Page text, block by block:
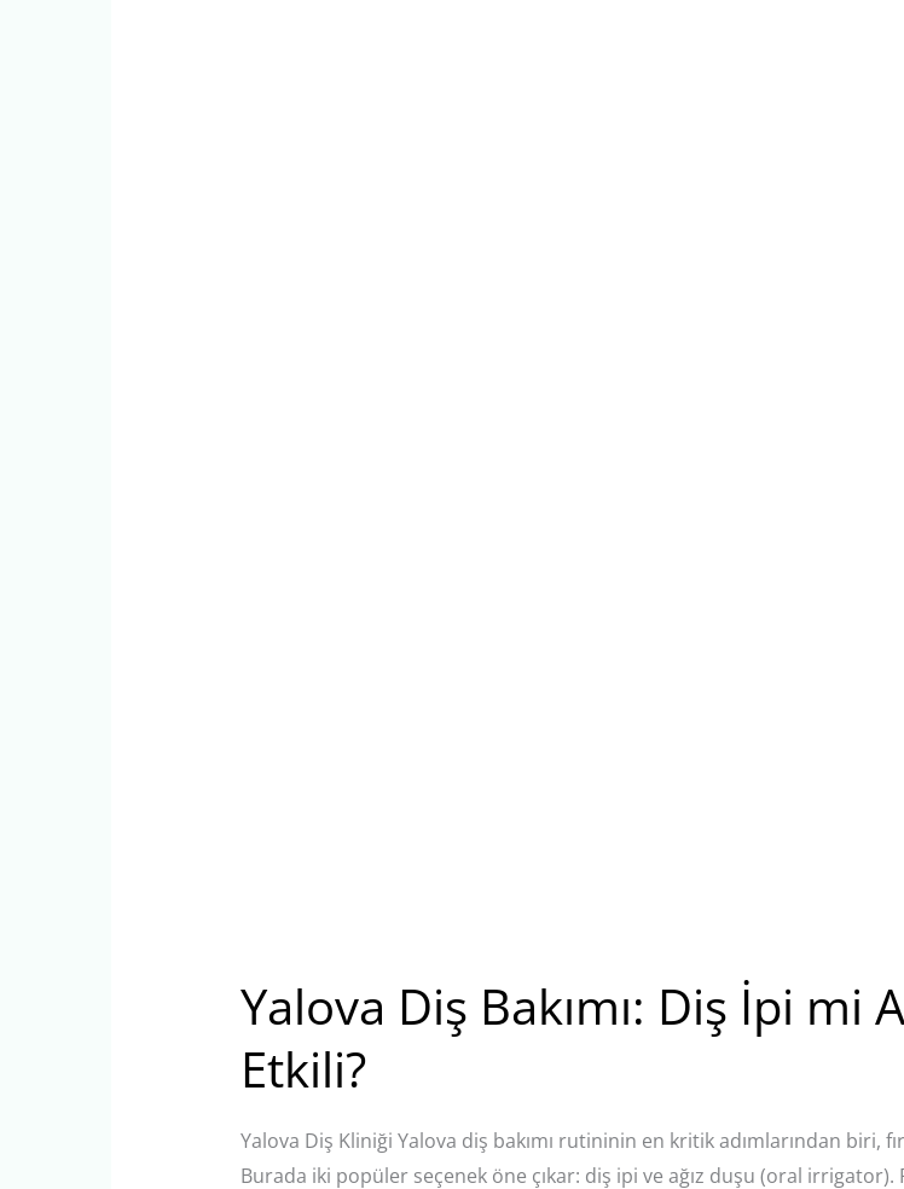
Yalova Diş Bakımı: Diş İpi mi
Etkili?
Yalova Diş Kliniği Yalova diş bakımı rutininin en kritik adımlarından biri,
Burada iki popüler seçenek öne çıkar: diş ipi ve ağız duşu (oral irrigator).